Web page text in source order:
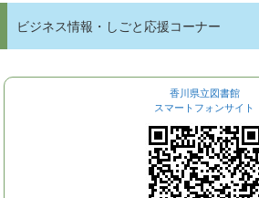
ビジネス情報・しごと応援コーナー
香川県立図書館
スマートフォンサイト